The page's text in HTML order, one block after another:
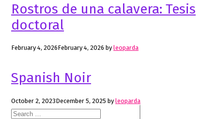
Rostros de una calavera: Tesis
doctoral
February 4, 2026February 4, 2026 byleoparda
Spanish Noir
October 2, 2023December 5, 2025 byleoparda
Search
for: